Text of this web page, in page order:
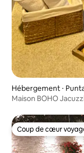
Hébergement ⋅
Maison BOHO
Coup de cœur
Coup de cœur